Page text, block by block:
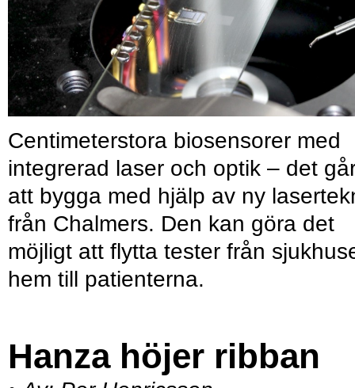
Centimeterstora biosensorer med
integrerad laser och optik – det
att bygga med hjälp av ny
från Chalmers. Den kan göra det
möjligt att flytta tester från
hem till patienterna.
Hanza höjer ribban